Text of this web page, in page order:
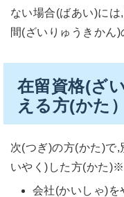
ない場合(ばあい)に
間(ざいりゅうきかん)
在留資格(ざ
える方(かた）
次(つぎ)の方(かた)で
いやく)した方(かた)※
会社(かいしゃ)を